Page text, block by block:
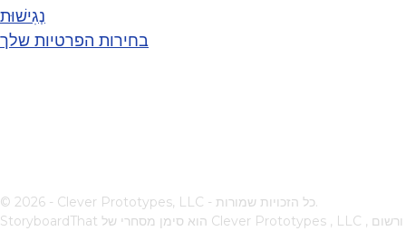
נְגִישׁוּת
בחירות הפרטיות שלך
© 2026 - Clever Prototypes, LLC - כל הזכויות שמורות.
Clever Prototypes , LLC , ורשום